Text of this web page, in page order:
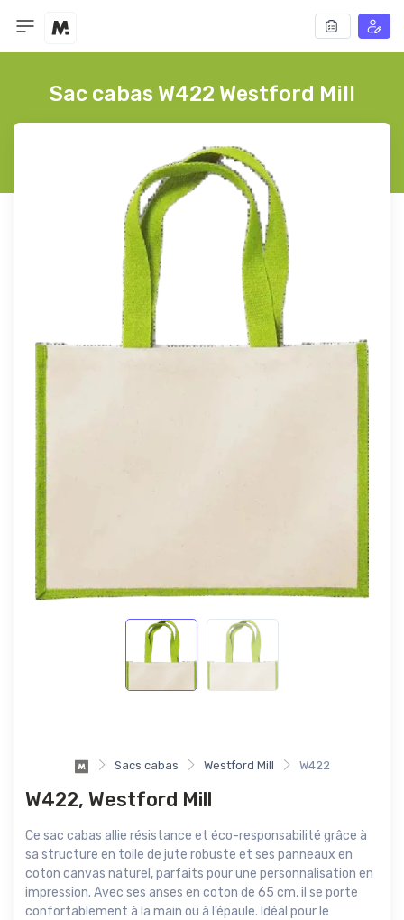
Sac cabas W422 Westford Mill
Sacs cabas Westford Mill W422
W422, Westford Mill
Ce sac cabas allie résistance et éco-responsabilité grâce à
sa structure en toile de jute robuste et ses panneaux en
coton canvas naturel, parfaits pour une personnalisation en
impression. Avec ses anses en coton de 65 cm, il se porte
confortablement à la main ou à l’épaule. Idéal pour le